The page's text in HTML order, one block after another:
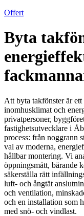
Offert
Byta
Att byta takfönster är
inomhusklimat och
privatpersoner,
fastighetsutvecklare i
process: från noggrann
val av moderna,
hållbar montering. Vi
öppningsmått, bärande
säkerställa rätt
luft- och ångtät
och ventilation,
och en installation som
med snö- och vindlast.